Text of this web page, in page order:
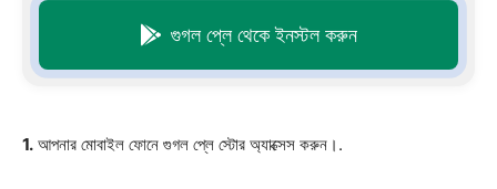
গুগল প্লে থেকে ইনস্টল করুন
1. আপনার মোবাইল ফোনে গুগল প্লে স্টোর অ্যাক্সেস করুন।.